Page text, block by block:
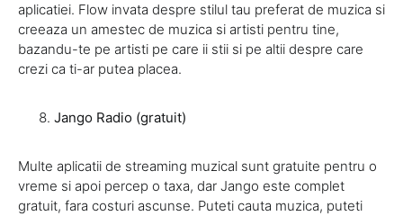
aplicatiei. Flow invata despre stilul tau preferat de muzica si
creeaza un amestec de muzica si artisti pentru tine,
bazandu-te pe artisti pe care ii stii si pe altii despre care
crezi ca ti-ar putea placea.
Jango Radio (gratuit)
Multe aplicatii de streaming muzical sunt gratuite pentru o
vreme si apoi percep o taxa, dar Jango este complet
gratuit, fara costuri ascunse. Puteti cauta muzica, puteti